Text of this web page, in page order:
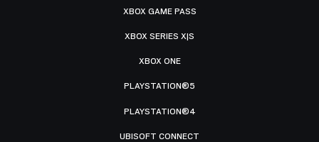
XBOX GAME PASS
XBOX SERIES X|S
XBOX ONE
PLAYSTATION®5
PLAYSTATION®4
UBISOFT CONNECT